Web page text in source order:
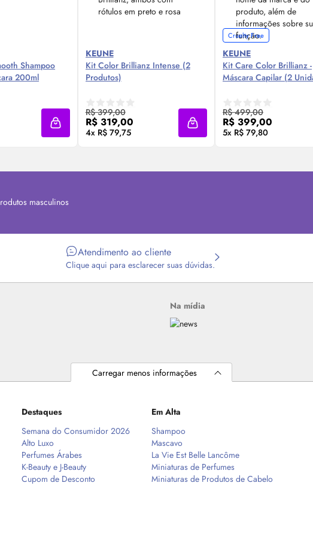
Shampoo
200ml
Agora ❯
Adicionar à sacola
KEUNE
Kit Color Brillianz Intense (2
Produtos)
R$ 399,00
R$ 319,00
4x R$ 79,75
Compre Agora ❯
Adicionar à sacola
Cruelty Free
KEUNE
Kit Care Color Brillianz -
Máscara Capilar (2
R$ 499,00
R$ 399,00
5x R$ 79,80
Compre
masculinos
Atendimento ao cliente
Clique aqui para esclarecer suas dúvidas.
Na mídia
Carregar menos informações
Destaques
Semana do Consumidor 2026
Alto Luxo
Perfumes Árabes
K-Beauty e J-Beauty
Cupom de Desconto
Em Alta
Shampoo
Mascavo
La Vie Est Belle Lancôme
Miniaturas de Perfumes
Miniaturas de Produtos de Cabelo